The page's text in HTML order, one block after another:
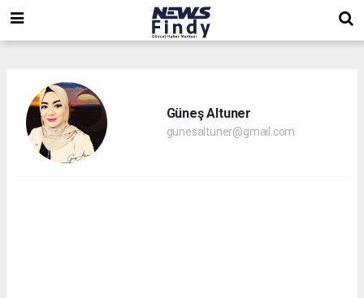
Güneş Altuner
gunesaltuner@gmail.com